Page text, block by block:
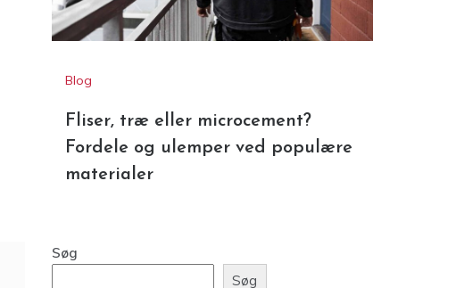
Fordele og ulemper ved populære
materialer
Søg